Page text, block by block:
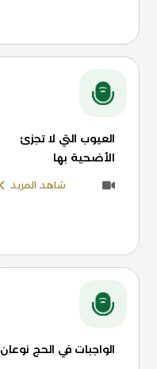
العيوب التي لا تجزئ
الأضحية بها
شاهد المزيد
الواجبات في الحج نوعان